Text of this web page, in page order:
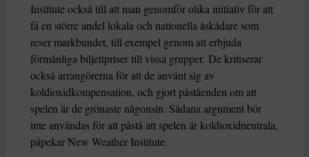
Institute också till att man genomför olika initiativ för att
få en större andel lokala och nationella åskådare som
reser markbundet, till exempel genom att erbjuda
förmånliga biljettpriser till vissa grupper. De kritiserar
också arrangörerna för att de använt sig av
koldioxidkompensation, och gjort påståenden om att
spelen är de grönaste någonsin. Sådana argument bör
inte användas för att påstå att spelen är koldioxidneutrala,
påpekar New Weather Institute.